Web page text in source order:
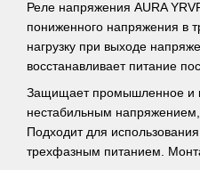
Реле напряжения AURA
пониженного напряжения в
нагрузку при выходе
восстанавливает питание
Защищает промышленное и
нестабильным
Подходит для
трехфазным питанием.